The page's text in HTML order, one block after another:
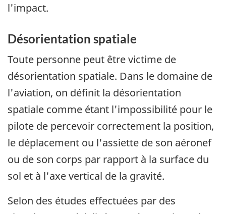
l'impact.
Désorientation spatiale
Toute personne peut être victime de
désorientation spatiale. Dans le domaine de
l'aviation, on définit la désorientation
spatiale comme étant l'impossibilité pour le
pilote de percevoir correctement la position,
le déplacement ou l'assiette de son aéronef
ou de son corps par rapport à la surface du
sol et à l'axe vertical de la gravité.
Selon des études effectuées par des